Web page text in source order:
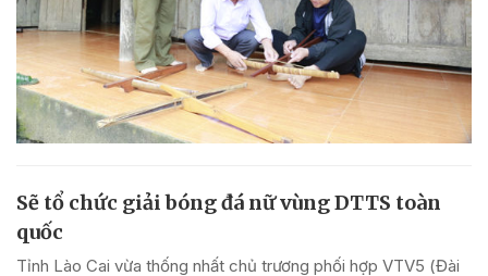
Sẽ tổ chức giải bóng đá nữ vùng DTTS toàn
quốc
Tỉnh Lào Cai vừa thống nhất chủ trương phối hợp VTV5 (Đài